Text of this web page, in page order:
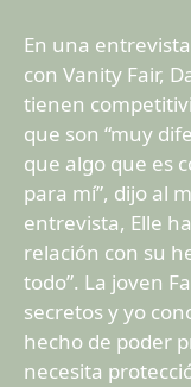
En una
con Vanity Fair,
tienen
que son “muy
que algo que es
para mí”, dijo al
entrevista, Elle
relación con su
todo”. La joven
secretos y yo
hecho de poder
necesita